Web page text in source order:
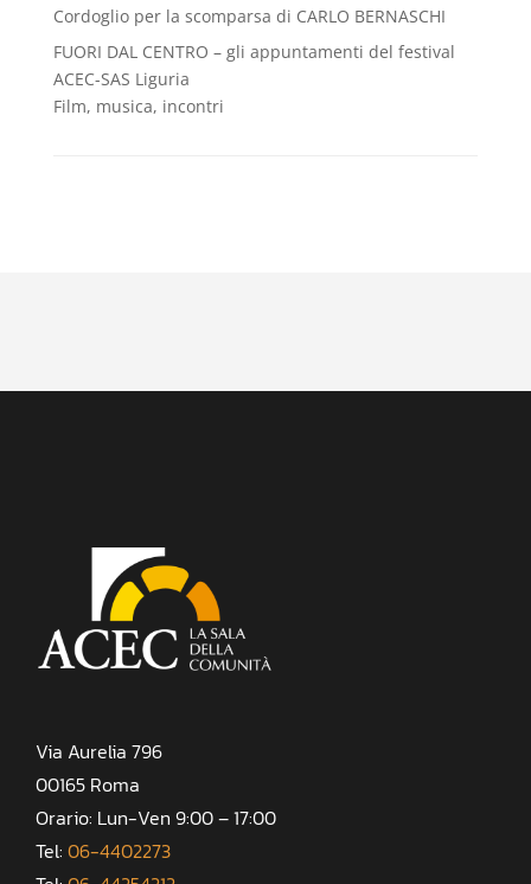
Cordoglio per la scomparsa di CARLO BERNASCHI
FUORI DAL CENTRO – gli appuntamenti del festival
ACEC-SAS Liguria
Film, musica, incontri
Via Aurelia 796
00165 Roma
Orario: Lun-Ven 9:00 – 17:00
Tel: 06-4402273